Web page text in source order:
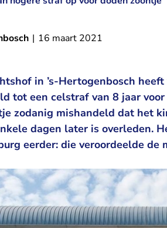
| 16 maart 2021
in ’s-Hertogenbosch
tot een celstraf van 8 jaar
zodanig mishandeld dat het
dagen later is overleden.
eerder: die veroordeelde